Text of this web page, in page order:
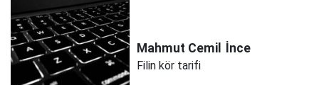
Mahmut Cemil İnce
Filin kör tarifi